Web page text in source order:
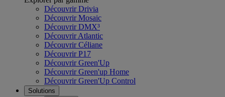
Découvrir Drivia
Découvrir Mosaic
Découvrir DMX³
Découvrir Atlantic
Découvrir Céliane
Découvrir P17
Découvrir Green'Up
Découvrir Green'up Home
Découvrir Green'Up Control
Solutions